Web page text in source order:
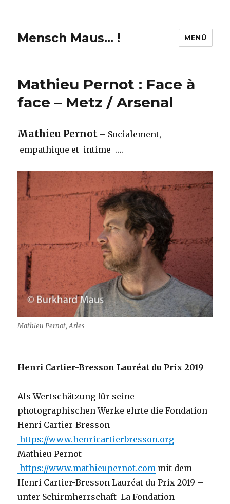
Mensch Maus… ! MENÜ
Mathieu Pernot : Face à
face – Metz / Arsenal
Mathieu Pernot – Socialement,
empathique et intime ….
Mathieu Pernot, Arles
Henri Cartier-Bresson Lauréat du Prix 2019
Als Wertschätzung für seine
photographischen Werke ehrte die Fondation
Henri Cartier-Bresson
https://www.henricartierbresson.org
Mathieu Pernot
https://www.mathieupernot.com mit dem
Henri Cartier-Bresson Lauréat du Prix 2019 –
unter Schirmherrschaft La Fondation